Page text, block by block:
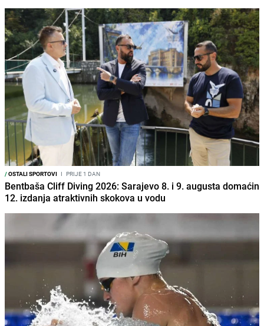
/OSTALI SPORTOVI I PRIJE 1 DAN
Bentbaša Cliff Diving 2026: Sarajevo 8. i 9. augusta domaćin
12. izdanja atraktivnih skokova u vodu